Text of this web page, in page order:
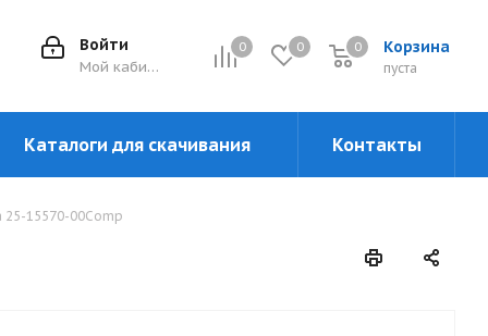
0 0 Корзина
0
пуста
0
Войти
Мой кабинет
Каталоги для скачивания Контакты
25-15570-00Comp